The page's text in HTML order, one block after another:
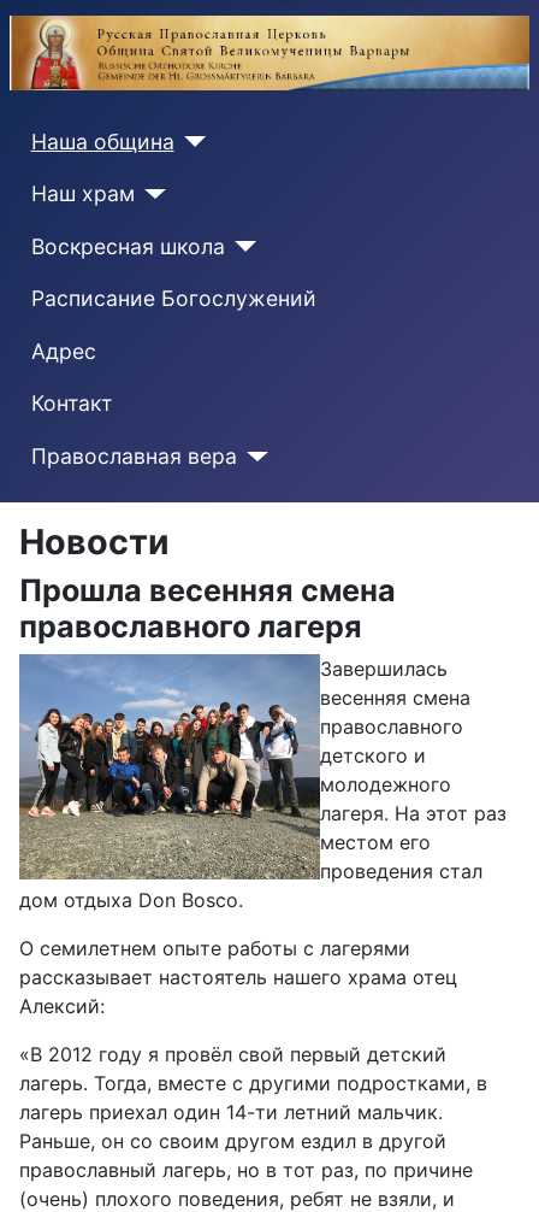
Наша община
Наш храм
Воскресная школа
Расписание Богослужений
Адрес
Контакт
Православная вера
Новости
Прошла весенняя смена
православного лагеря
Завершилась
весенняя смена
православного
детского и
молодежного
лагеря. На этот раз
местом его
проведения стал
дом отдыха Don Bosco.
О семилетнем опыте работы с лагерями
рассказывает настоятель нашего храма отец
Алексий:
«В 2012 году я провёл свой первый детский
лагерь. Тогда, вместе с другими подростками, в
лагерь приехал один 14-ти летний мальчик.
Раньше, он со своим другом ездил в другой
православный лагерь, но в тот раз, по причине
(очень) плохого поведения, ребят не взяли, и